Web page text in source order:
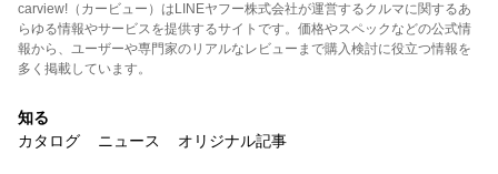
carview!（カービュー）はLINEヤフー株式会社が運営するクルマに関するあ
らゆる情報やサービスを提供するサイトです。価格やスペックなどの公式情
報から、ユーザーや専門家のリアルなレビューまで購入検討に役立つ情報を
多く掲載しています。
知る
カタログ
ニュース オリジナル記事